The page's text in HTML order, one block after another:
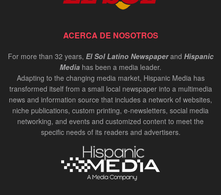
ACERCA DE NOSOTROS
For more than 32 years, El Sol Latino Newspaperand Hispanic
Media has been a media leader.
Adapting to the changing media market, Hispanic Media has
transformed itself from a small local newspaper into a multimedia
news and information source that includes a network of websites,
niche publications, custom printing, e-newsletters, social media
networking, and events and customized content to meet the
specific needs of its readers and advertisers.